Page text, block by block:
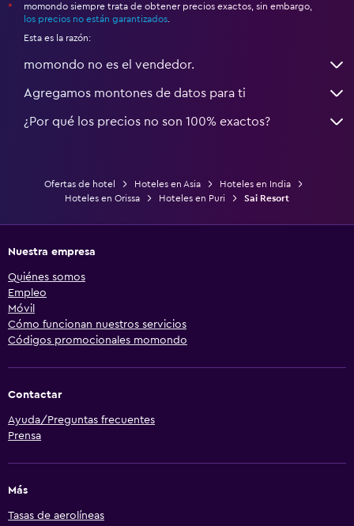
*
momondo siempre trata de obtener precios exactos, sin embargo,
los precios no están garantizados
Esta es la razón:
momondo no es el vendedor.
Agregamos montones de datos para ti
¿Por qué los precios no son 100% exactos?
Ofertas de hotel Hoteles en Asia
Hoteles en India
Hoteles en Orissa
Hoteles en Puri Sai Resort
Nuestra empresa
Quiénes somos
Empleo
Móvil
Cómo funcionan nuestros servicios
Códigos promocionales momondo
Contactar
Ayuda/Preguntas frecuentes
Prensa
Más
Tasas de aerolíneas